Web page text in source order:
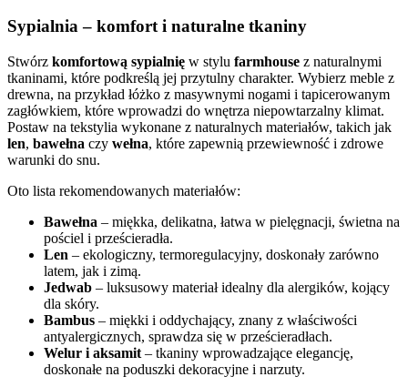
Sypialnia – komfort i naturalne tkaniny
Stwórz komfortową sypialnię w stylu farmhouse z naturalnymi
tkaninami, które podkreślą jej przytulny charakter. Wybierz meble z
drewna, na przykład łóżko z masywnymi nogami i tapicerowanym
zagłówkiem, które wprowadzi do wnętrza niepowtarzalny klimat.
Postaw na tekstylia wykonane z naturalnych materiałów, takich jak
len, bawełna czy wełna, które zapewnią przewiewność i zdrowe
warunki do snu.
Oto lista rekomendowanych materiałów:
Bawełna – miękka, delikatna, łatwa w pielęgnacji, świetna na
pościel i prześcieradła.
Len – ekologiczny, termoregulacyjny, doskonały zarówno
latem, jak i zimą.
Jedwab – luksusowy materiał idealny dla alergików, kojący
dla skóry.
Bambus – miękki i oddychający, znany z właściwości
antyalergicznych, sprawdza się w prześcieradłach.
Welur i aksamit – tkaniny wprowadzające elegancję,
doskonałe na poduszki dekoracyjne i narzuty.